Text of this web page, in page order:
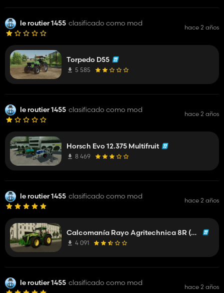
le routier 1455 clasificado como mod hace 2 años
Torpedo D55
5 585
le routier 1455 clasificado como mod hace 2 años
Horsch Evo 12.375 Multifruit
8 469
le routier 1455 clasificado como mod hace 2 años
Calcomanía Rayo Agritechnica 8R (Prefab)
4 091
le routier 1455 clasificado como mod hace 2 años